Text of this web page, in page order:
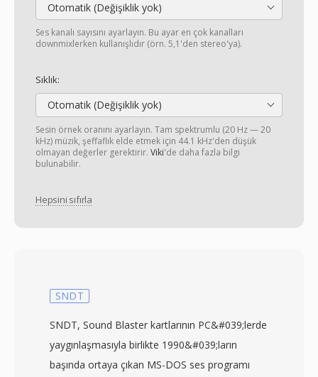
Otomatik (Değişiklik yok)
Ses kanalı sayısını ayarlayın. Bu ayar en çok kanalları
downmixlerken kullanışlıdır (örn. 5,1'den stereo'ya).
Sıklık:
Otomatik (Değişiklik yok)
Sesin örnek oranını ayarlayın. Tam spektrumlu (20 Hz — 20
kHz) müzik, şeffaflık elde etmek için 44.1 kHz'den düşük
olmayan değerler gerektirir. Viki'de daha fazla bilgi
bulunabilir.
Hepsini sıfırla
SNDT
SNDT, Sound Blaster kartlarının PC&#039;lerde
yaygınlaşmasıyla birlikte 1990&#039;ların
başında ortaya çıkan MS-DOS ses programı